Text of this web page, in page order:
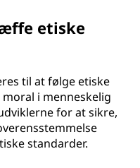
etiske
til at følge etiske
i menneskelig
for at sikre,
standarder.